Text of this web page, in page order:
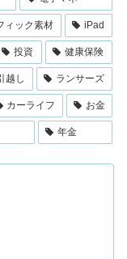
ィック素材 iPad
投資 健康保険
越し ランサーズ
カーライフ お金
年金